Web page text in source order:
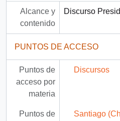
Alcance y
contenido
Discurso
PUNTOS DE ACCESO
Puntos de
acceso por
materia
Discursos
Puntos de
Santiago